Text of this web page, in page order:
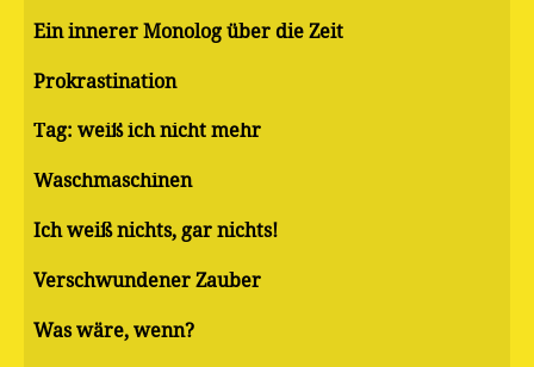
Ein innerer Monolog über die Zeit
Pro­kras­ti­na­ti­on
Tag: weiß ich nicht mehr
Waschmaschinen
Ich weiß nichts, gar nichts!
Verschwundener Zauber
Was wäre, wenn?